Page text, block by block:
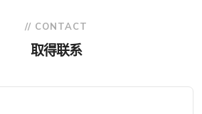
// CONTACT
取得联系